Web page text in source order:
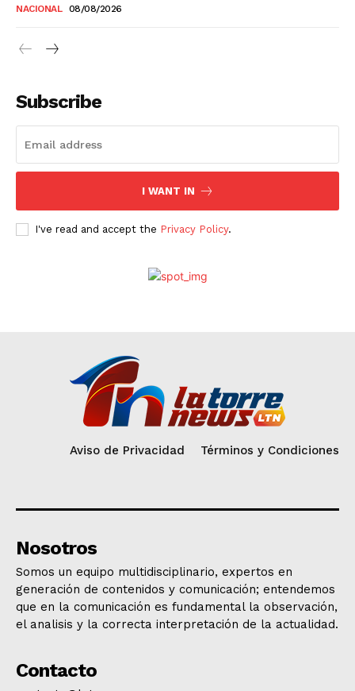
NACIONAL 08/08/2026
Subscribe
I WANT IN
I've read and accept the Privacy Policy.
Aviso de Privacidad Términos y Condiciones
Nosotros
Somos un equipo multidisciplinario, expertos en
generación de contenidos y comunicación; entendemos
que en la comunicación es fundamental la observación,
el analisis y la correcta interpretación de la actualidad.
Contacto